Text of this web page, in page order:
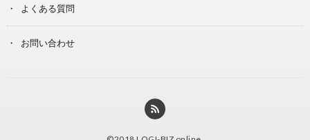
よくある質問
お問い合わせ